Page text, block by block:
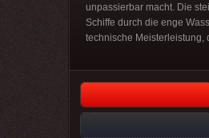
unpassierbar macht. Die
Schiffe durch die enge
technische Meisterleistung,